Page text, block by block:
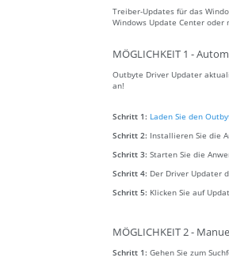
Treiber-Updates für das
Windows Update Center
MÖGLICHKEIT 1 -
Outbyte Driver Updater
an!
Schritt 1: Laden Sie den
Schritt 2: Installieren Sie die
Schritt 3: Starten Sie die
Schritt 4: Der Driver Updater
Schritt 5: Klicken Sie auf
MÖGLICHKEIT 2 -
Schritt 1: Gehen Sie zum